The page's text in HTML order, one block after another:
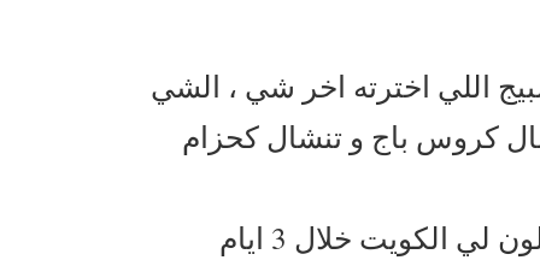
اللي اخترته اخر شي ، الشي
كروس باج و تنشال كحزام
خلال 3 ايام